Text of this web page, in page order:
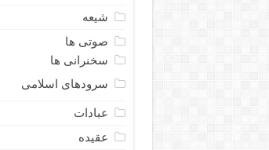
شیعه
صوتی ها
سخنرانی ها
سرودهای اسلامی
عبادات
عقیده